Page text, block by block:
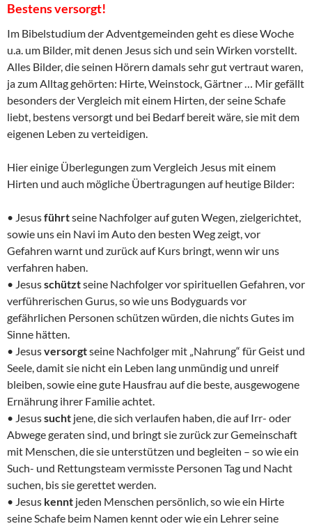
Bestens versorgt!
Im Bibelstudium der Adventgemeinden geht es diese Woche
u.a. um Bilder, mit denen Jesus sich und sein Wirken vorstellt.
Alles Bilder, die seinen Hörern damals sehr gut vertraut waren,
ja zum Alltag gehörten: Hirte, Weinstock, Gärtner … Mir gefällt
besonders der Vergleich mit einem Hirten, der seine Schafe
liebt, bestens versorgt und bei Bedarf bereit wäre, sie mit dem
eigenen Leben zu verteidigen.
Hier einige Überlegungen zum Vergleich Jesus mit einem
Hirten und auch mögliche Übertragungen auf heutige Bilder:
• Jesusführtseine Nachfolger auf guten Wegen, zielgerichtet,
sowie uns ein Navi im Auto den besten Weg zeigt, vor
Gefahren warnt und zurück auf Kurs bringt, wenn wir uns
verfahren haben.
• Jesusschütztseine Nachfolger vor spirituellen Gefahren, vor
verführerischen Gurus, so wie uns Bodyguards vor
gefährlichen Personen schützen würden, die nichts Gutes im
Sinne hätten.
• Jesusversorgtseine Nachfolger mit „Nahrung“ für Geist und
Seele, damit sie nicht ein Leben lang unmündig und unreif
bleiben, sowie eine gute Hausfrau auf die beste, ausgewogene
Ernährung ihrer Familie achtet.
• Jesussucht jene, die sich verlaufen haben, die auf Irr- oder
Abwege geraten sind, und bringt sie zurück zur Gemeinschaft
mit Menschen, die sie unterstützen und begleiten – so wie ein
Such- und Rettungsteam vermisste Personen Tag und Nacht
suchen, bis sie gerettet werden.
• Jesus kennt jeden Menschen persönlich, so wie ein Hirte
seine Schafe beim Namen kennt oder wie ein Lehrer seine